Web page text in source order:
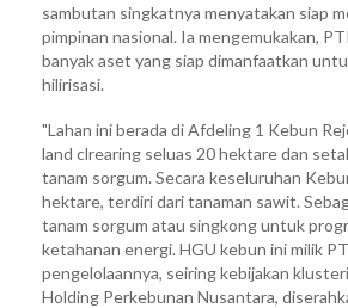
sambutan singkatnya menyatakan siap
pimpinan nasional. Ia mengemukakan,
banyak aset yang siap dimanfaatkan
hilirisasi.
"Lahan ini berada di Afdeling 1 Kebun
land clrearing seluas 20 hektare dan
tanam sorgum. Secara keseluruhan
hektare, terdiri dari tanaman sawit.
tanam sorgum atau singkong untuk
ketahanan energi. HGU kebun ini milik
pengelolaannya, seiring kebijakan
Holding Perkebunan Nusantara,